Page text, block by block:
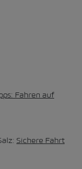
Fahren auf
Sichere Fahrt